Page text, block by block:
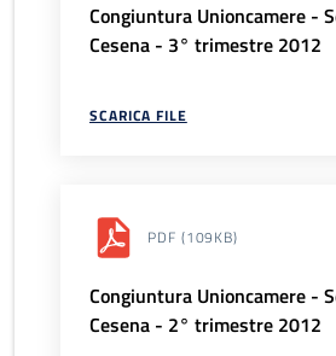
Congiuntura Unioncamere -
Cesena - 3° trimestre 2012
SCARICA FILE
PDF (109KB)
Congiuntura Unioncamere -
Cesena - 2° trimestre 2012